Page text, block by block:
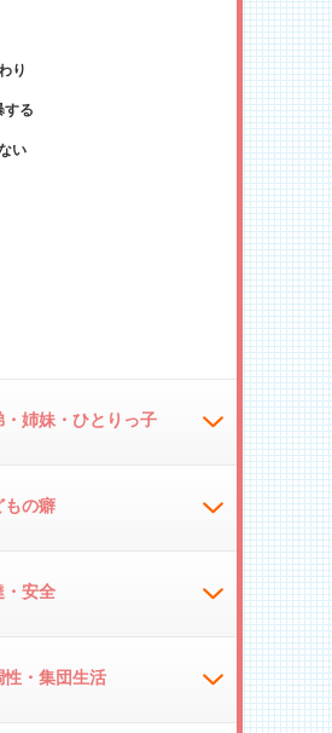
り
する
い
・姉妹・ひとりっ子
もの癖
・安全
性・集団生活